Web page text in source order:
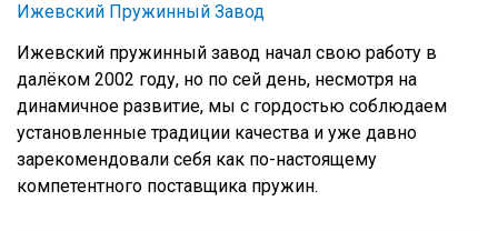
Ижевский Пружинный Завод
Ижевский пружинный завод начал свою работу в
далёком 2002 году, но по сей день, несмотря на
динамичное развитие, мы с гордостью соблюдаем
установленные традиции качества и уже давно
зарекомендовали себя как по-настоящему
компетентного поставщика пружин.